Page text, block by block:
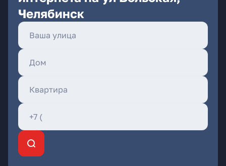
Челябинск